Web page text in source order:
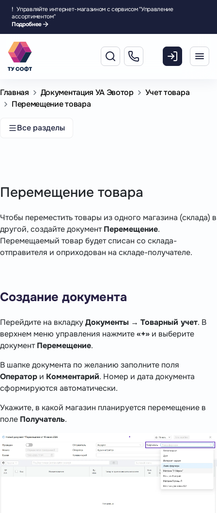
! Управляйте интернет-магазином с сервисом "Управление
ассортиментом"
Подробнее
Главная Документация УА Эвотор
Учет товара
Перемещение товара
Все разделы
Перемещение товара
Чтобы переместить товары из одного магазина (склада) в
другой, создайте документПеремещение.
Перемещаемый товар будет списан со склада-
отправителя и оприходован на складе-получателе.
Создание документа
Перейдите на вкладкуДокументы → Товарный учет. В
верхнем меню управления нажмите«+» и выберите
документПеремещение.
В шапке документа по желанию заполните поля
Оператор и Комментарий. Номер и дата документа
сформируются автоматически.
Укажите, в какой магазин планируется перемещение в
поле Получатель.